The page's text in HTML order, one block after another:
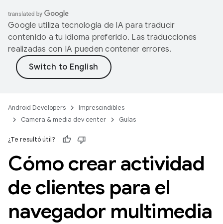
Google utiliza tecnología de IA para traducir
contenido a tu idioma preferido. Las traducciones
realizadas con IA pueden contener errores.
Android Developers
Imprescindibles
Camera & media dev center
Guías
¿Te resultó útil?
Cómo crear actividad
de clientes para el
navegador multimedia